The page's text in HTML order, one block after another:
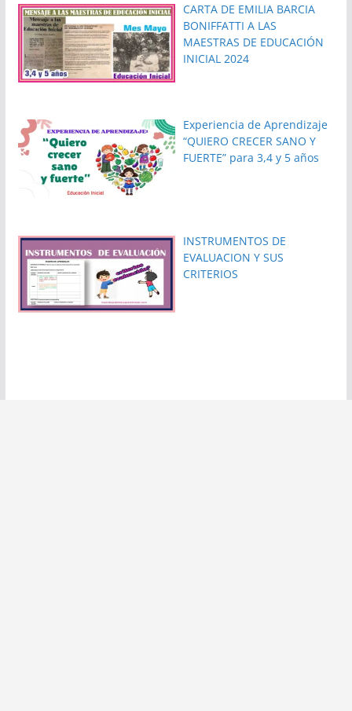
CARTA DE EMILIA BARCIA
BONIFFATTI A LAS
MAESTRAS DE EDUCACIÓN
INICIAL 2024
Experiencia de Aprendizaje
“QUIERO CRECER SANO Y
FUERTE” para 3,4 y 5 años
INSTRUMENTOS DE
EVALUACION Y SUS
CRITERIOS